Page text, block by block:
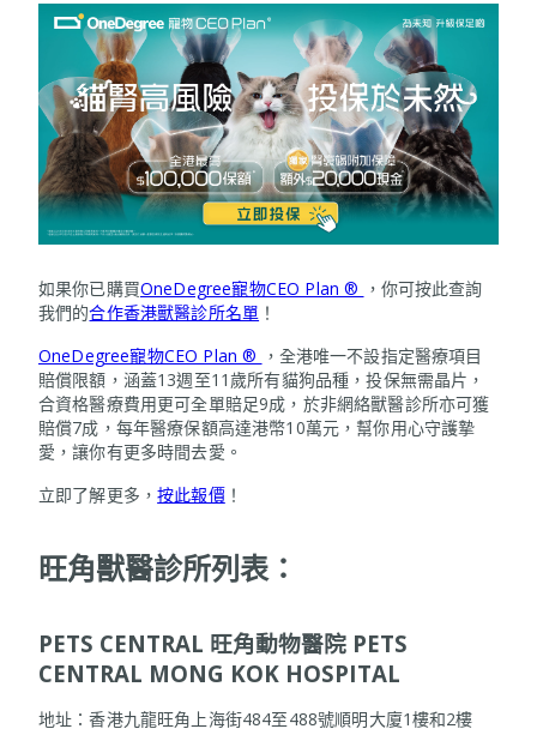
如果你已購買OneDegree寵物CEO Plan ® ，你可按此查詢
我們的合作香港獸醫診所名單 ！
OneDegree寵物CEO Plan ® ，全港唯一不設指定醫療項目
賠償限額，涵蓋13週至11歲所有貓狗品種，投保無需晶片，
合資格醫療費用更可全單賠足9成，於非網絡獸醫診所亦可獲
賠償7成，每年醫療保額高達港幣10萬元，幫你用心守護摯
愛，讓你有更多時間去愛。
立即了解更多，按此報價！
旺角獸醫診所列表 ：
PETS CENTRAL 旺角動物醫院 PETS
CENTRAL MONG KOK HOSPITAL
地址：香港九龍旺角上海街484至488號順明大廈1樓和2樓